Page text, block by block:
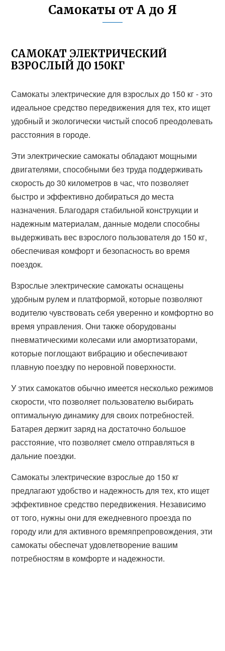
Самокаты от А до Я
САМОКАТ ЭЛЕКТРИЧЕСКИЙ
ВЗРОСЛЫЙ ДО 150КГ
Самокаты электрические для взрослых до 150 кг - это
идеальное средство передвижения для тех, кто ищет
удобный и экологически чистый способ преодолевать
расстояния в городе.
Эти электрические самокаты обладают мощными
двигателями, способными без труда поддерживать
скорость до 30 километров в час, что позволяет
быстро и эффективно добираться до места
назначения. Благодаря стабильной конструкции и
надежным материалам, данные модели способны
выдерживать вес взрослого пользователя до 150 кг,
обеспечивая комфорт и безопасность во время
поездок.
Взрослые электрические самокаты оснащены
удобным рулем и платформой, которые позволяют
водителю чувствовать себя уверенно и комфортно во
время управления. Они также оборудованы
пневматическими колесами или амортизаторами,
которые поглощают вибрацию и обеспечивают
плавную поездку по неровной поверхности.
У этих самокатов обычно имеется несколько режимов
скорости, что позволяет пользователю выбирать
оптимальную динамику для своих потребностей.
Батарея держит заряд на достаточно большое
расстояние, что позволяет смело отправляться в
дальние поездки.
Самокаты электрические взрослые до 150 кг
предлагают удобство и надежность для тех, кто ищет
эффективное средство передвижения. Независимо
от того, нужны они для ежедневного проезда по
городу или для активного времяпрепровождения, эти
самокаты обеспечат удовлетворение вашим
потребностям в комфорте и надежности.